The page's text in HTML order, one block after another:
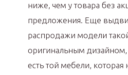
ниже, чем у товара без
предложения. Еще
распродажи модели
оригинальным дизайном,
есть той мебели,